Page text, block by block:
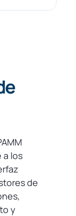
a los
de
y